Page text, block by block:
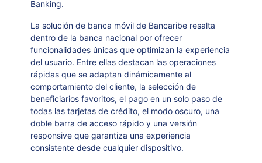
Banking.
La solución de banca móvil de Bancaribe resalta
dentro de la banca nacional por ofrecer
funcionalidades únicas que optimizan la experiencia
del usuario. Entre ellas destacan las operaciones
rápidas que se adaptan dinámicamente al
comportamiento del cliente, la selección de
beneficiarios favoritos, el pago en un solo paso de
todas las tarjetas de crédito, el modo oscuro, una
doble barra de acceso rápido y una versión
responsive que garantiza una experiencia
consistente desde cualquier dispositivo.